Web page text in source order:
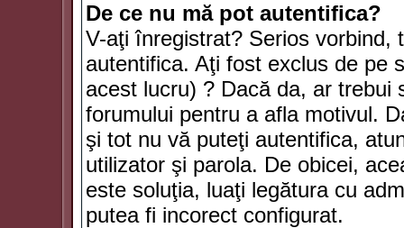
De ce nu mă pot autentifica?
V-aţi înregistrat? Serios vorbind,
autentifica. Aţi fost exclus de pe
acest lucru) ? Dacă da, ar trebui
forumului pentru a afla motivul.
şi tot nu vă puteţi autentifica,
utilizator şi parola. De obicei,
este soluţia, luaţi legătura cu
putea fi incorect configurat.